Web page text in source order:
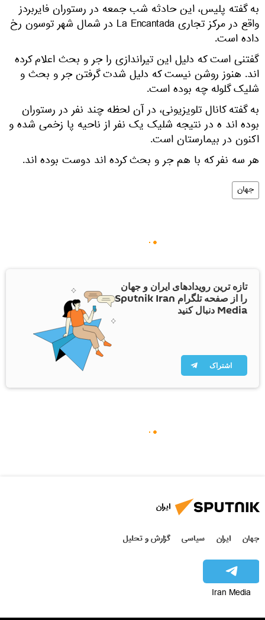
به گفته پلیس، این حادثه شب جمعه در رستوران فایربردز
واقع در مرکز تجاری La Encantada در شمال شهر توسون رخ
داده است.
گفتنی است که دلیل این تیراندازی را جر و بحث اعلام کرده
اند. هنوز روشن نیست که دلیل شدت گرفتن جر و بحث و
شلیک گلوله چه بوده است.
به گفته کانال تلویزیونی، در آن لحظه چند نفر در رستوران
بوده اند ه در نتیجه شلیک یک نفر از ناحیه پا زخمی شده و
اکنون در بیمارستان است.
هر سه نفر که با هم جر و بحث کرده اند دوست بوده اند.
جهان
تازه ترین رویدادهای ایران و جهان
را از صفحه تلگرام Sputnik Iran
Media دنبال کنید
اشتراک
ایران
جهان ایران سیاسی گزارش و تحلیل
Iran Media